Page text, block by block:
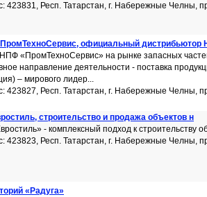
423831, Респ. Татарстан, г. Набережные Челны,
официальный дистрибьютор
«ПромТехноСервис» на рынке запасных
направление деятельности - поставка
– мирового лидер...
423827, Респ. Татарстан, г. Набережные Челны,
строительство и продажа объектов н
- комплексный подход к строительству
423823, Респ. Татарстан, г. Набережные Челны,
«Радуга»